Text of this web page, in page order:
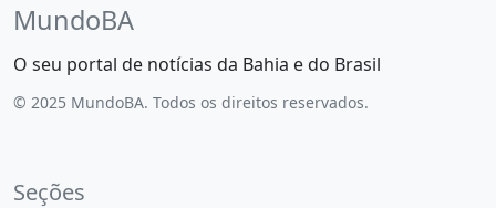
MundoBA
O seu portal de notícias da Bahia e do Brasil
© 2025 MundoBA. Todos os direitos reservados.
Seções